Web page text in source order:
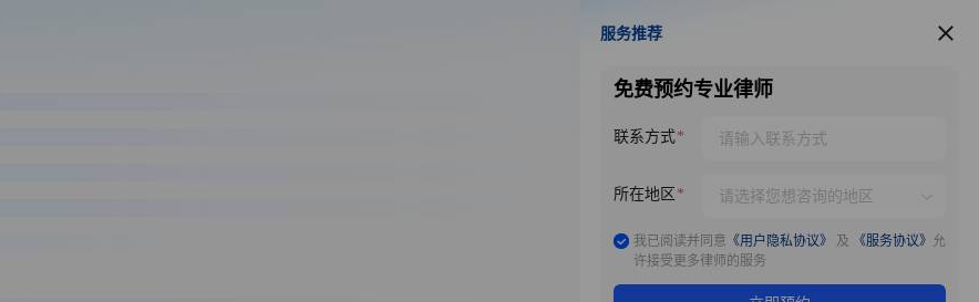
服务推荐
服务推荐
免费预约专业律师
联系方式
所在地区
我已阅读并同意 《用户隐私协议》 及 《服务协议》 允
许接受更多律师的服务